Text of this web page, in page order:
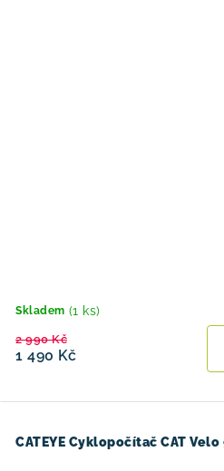
Skladem (1 ks)
1 490 Kč
2 990 Kč
CATEYE Cyklopočítač CAT